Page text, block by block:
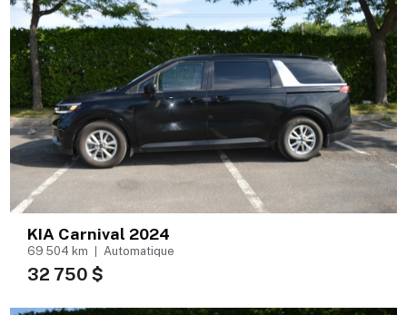
KIA Carnival 2024
69 504 km Automatique
32 750 $